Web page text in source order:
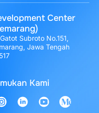
Center
Subroto No.151,
Jawa Tengah
Kami